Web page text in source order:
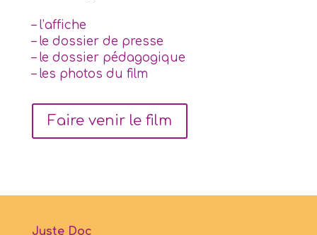
– l’affiche
– le dossier de presse
– le dossier pédagogique
– les photos du film
Faire venir le film
Juste Doc